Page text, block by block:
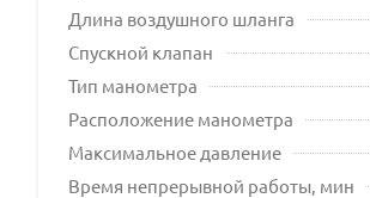
Длина воздушного шланга
Спускной клапан
Тип манометра
Расположение манометра
Максимальное давление
Время непрерывной работы, мин